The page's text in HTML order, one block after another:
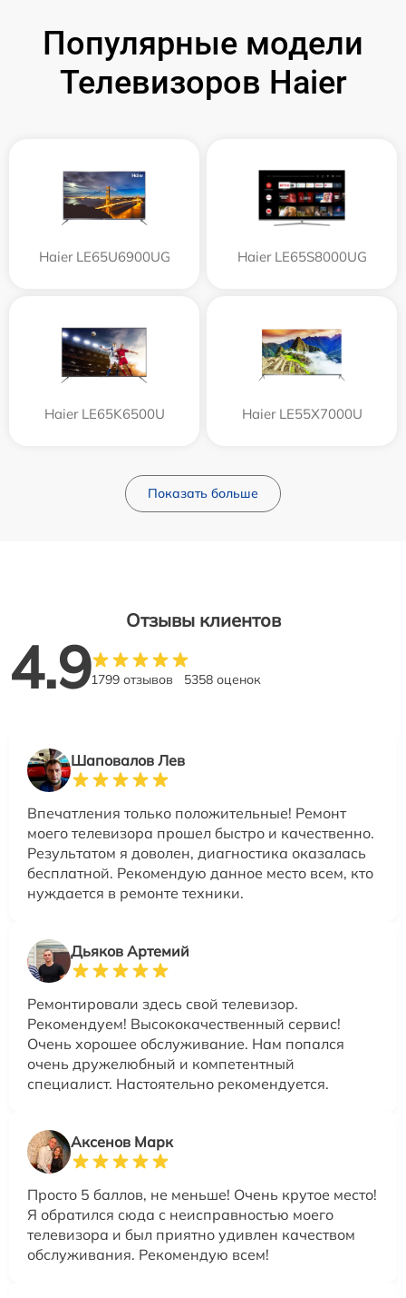
Популярные модели
Телевизоров Haier
Haier LE65U6900UG Haier LE65S8000UG
Haier LE65K6500U Haier LE55X7000U
Показать больше
Отзывы клиентов
4.91799 отзывов 5358 оценок
Шаповалов Лев
Впечатления только положительные! Ремонт
моего телевизора прошел быстро и качественно.
Результатом я доволен, диагностика оказалась
бесплатной. Рекомендую данное место всем, кто
нуждается в ремонте техники.
Дьяков Артемий
Ремонтировали здесь свой телевизор.
Рекомендуем! Высококачественный сервис!
Очень хорошее обслуживание. Нам попался
очень дружелюбный и компетентный
специалист. Настоятельно рекомендуется.
Аксенов Марк
Просто 5 баллов, не меньше! Очень крутое место!
Я обратился сюда с неисправностью моего
телевизора и был приятно удивлен качеством
обслуживания. Рекомендую всем!